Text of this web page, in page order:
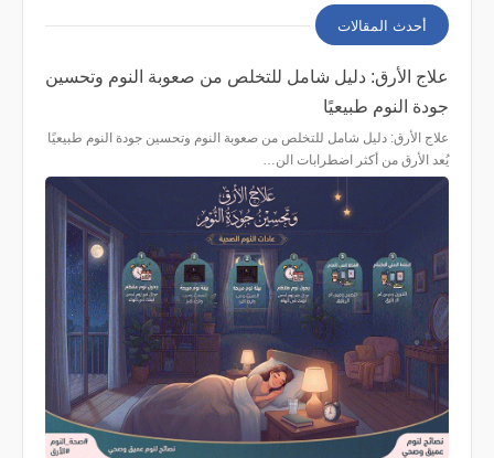
أحدث المقالات
علاج الأرق: دليل شامل للتخلص من صعوبة النوم وتحسين
جودة النوم طبيعيًا
علاج الأرق: دليل شامل للتخلص من صعوبة النوم وتحسين جودة النوم طبيعيًا
يُعد الأرق من أكثر اضطرابات الن…